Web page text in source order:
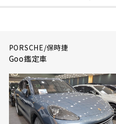
PORSCHE/保時捷
Goo鑑定車